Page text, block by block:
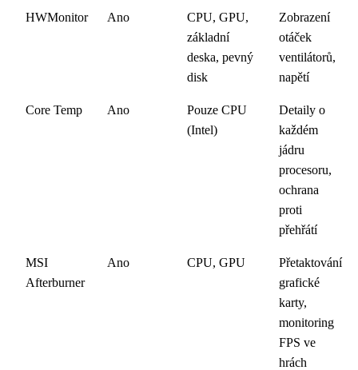
HWMonitor Ano
CPU, GPU,
základní
deska, pevný
disk
Zobrazení
otáček
ventilátorů,
napětí
Core Temp Ano
Pouze CPU
(Intel)
Detaily o
každém
jádru
procesoru,
ochrana
proti
přehřátí
MSI
Afterburner
Ano CPU, GPU
Přetaktování
grafické
karty,
monitoring
FPS ve
hrách